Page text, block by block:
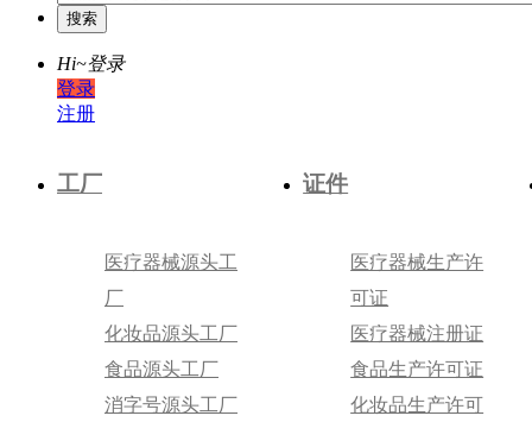
Hi~登录
登录
注册
工厂
医疗器械源头工
厂
化妆品源头工厂
食品源头工厂
消字号源头工厂
证件
医疗器械生产许
可证
医疗器械注册证
食品生产许可证
化妆品生产许可